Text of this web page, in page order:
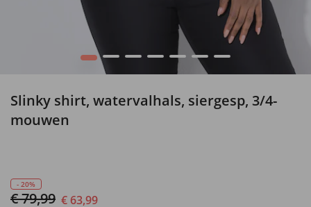
1 2 3 4 5 6 7
Slinky shirt, watervalhals, siergesp, 3/4-
mouwen
- 20%
€ 79,99 € 63,99